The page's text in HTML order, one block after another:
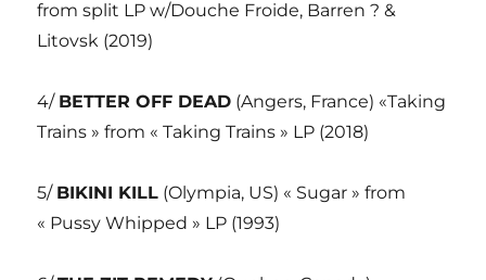
from split LP w/Douche Froide, Barren ? &
Litovsk (2019)
4/ BETTER OFF DEAD (Angers, France) «Taking
Trains » from « Taking Trains » LP (2018)
5/ BIKINI KILL (Olympia, US) « Sugar » from
« Pussy Whipped » LP (1993)